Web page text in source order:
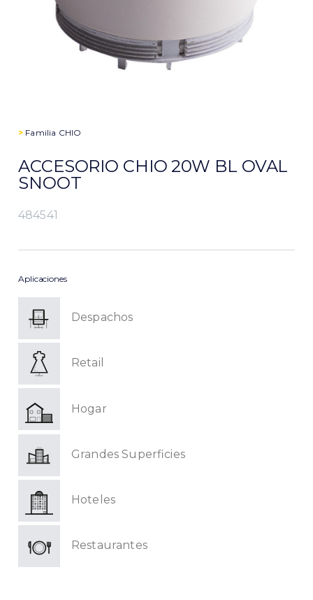
> Familia CHIO
ACCESORIO CHIO 20W BL OVAL
SNOOT
484541
Aplicaciones
Despachos
Retail
Hogar
Grandes Superficies
Hoteles
Restaurantes